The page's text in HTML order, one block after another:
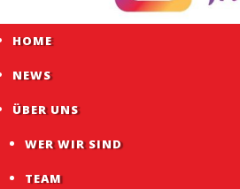
HOME
NEWS
ÜBER UNS
WER WIR SIND
TEAM